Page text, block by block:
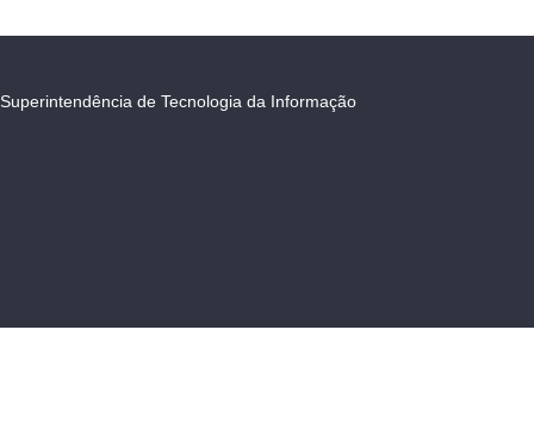
Superintendência de Tecnologia da Informação